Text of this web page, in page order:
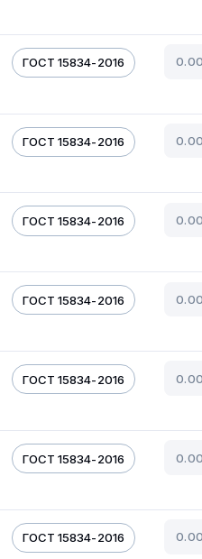
ГОСТ 15834-2016
ГОСТ 15834-2016
ГОСТ 15834-2016
ГОСТ 15834-2016
ГОСТ 15834-2016
ГОСТ 15834-2016
ГОСТ 15834-2016